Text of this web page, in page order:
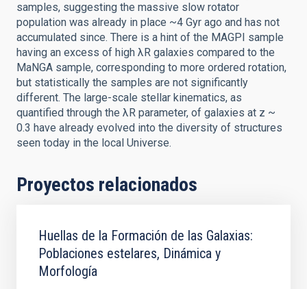
samples, suggesting the massive slow rotator
population was already in place ~4 Gyr ago and has not
accumulated since. There is a hint of the MAGPI sample
having an excess of high λR galaxies compared to the
MaNGA sample, corresponding to more ordered rotation,
but statistically the samples are not significantly
different. The large-scale stellar kinematics, as
quantified through the λR parameter, of galaxies at z ~
0.3 have already evolved into the diversity of structures
seen today in the local Universe.
Proyectos relacionados
Huellas de la Formación de las Galaxias:
Poblaciones estelares, Dinámica y
Morfología